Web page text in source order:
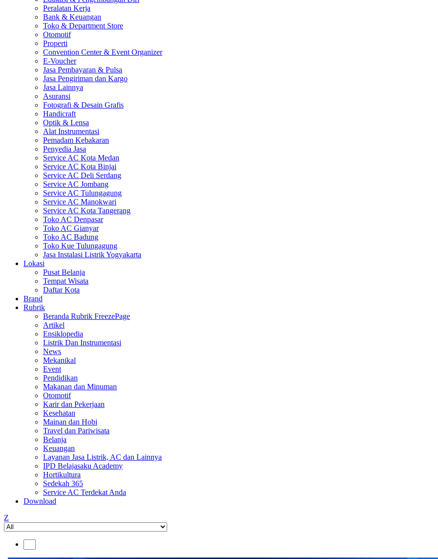
Peralatan Kerja
Bank & Keuangan
Toko & Department Store
Otomotif
Properti
Convention Center & Event Organizer
E-Voucher
Jasa Pembayaran & Pulsa
Jasa Pengiriman dan Kargo
Jasa Lainnya
Asuransi
Fotografi & Desain Grafis
Handicraft
Optik & Lensa
Alat Instrumentasi
Pemadam Kebakaran
Penyedia Jasa
Service AC Kota Medan
Service AC Kota Binjai
Service AC Deli Serdang
Service AC Jombang
Service AC Tulungagung
Service AC Manokwari
Service AC Kota Tangerang
Toko AC Denpasar
Toko AC Gianyar
Toko AC Badung
Toko Kue Tulungagung
Jasa Instalasi Listrik Yogyakarta
Lokasi
Pusat Belanja
Tempat Wisata
Daftar Kota
Brand
Rubrik
Beranda Rubrik FreezePage
Artikel
Ensiklopedia
Listrik Dan Instrumentasi
News
Mekanikal
Event
Pendidikan
Makanan dan Minuman
Otomotif
Karir dan Pekerjaan
Kesehatan
Mainan dan Hobi
Travel dan Pariwisata
Belanja
Keuangan
Layanan Jasa Listrik, AC dan Lainnya
IPD Belajasaku Academy
Hortikultura
Sedekah 365
Service AC Terdekat Anda
Download
Z